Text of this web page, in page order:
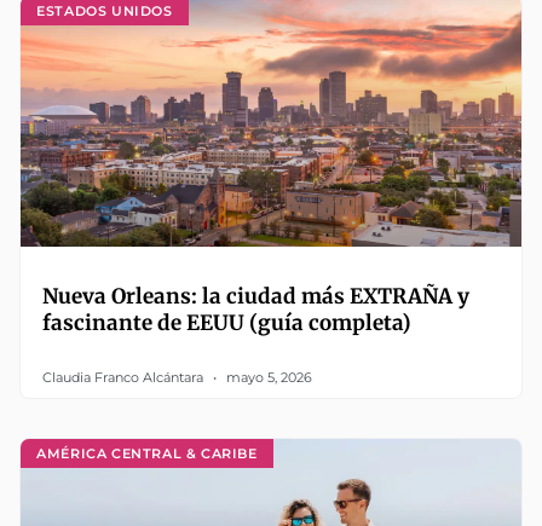
ESTADOS UNIDOS
Nueva Orleans: la ciudad más EXTRAÑA y
fascinante de EEUU (guía completa)
Claudia Franco Alcántara mayo 5, 2026
AMÉRICA CENTRAL & CARIBE